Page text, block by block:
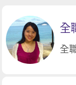
全
全